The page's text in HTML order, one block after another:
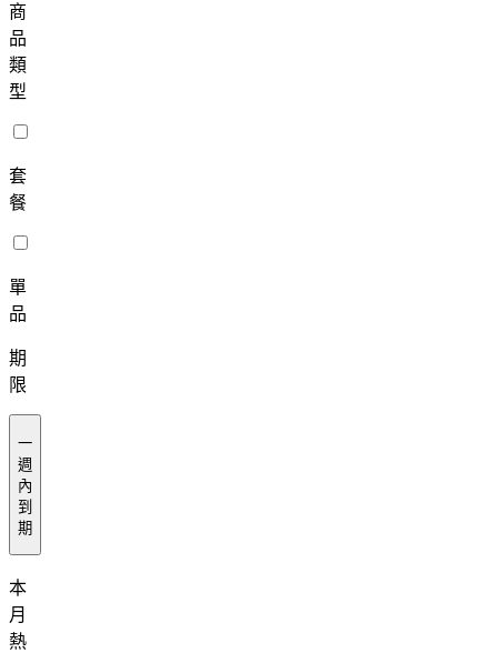
商
品
類
型
套
餐
單
品
期
限
一
週
內
到
期
本
月
熱